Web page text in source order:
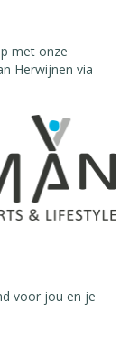
met onze
Herwijnen via
voor jou en je